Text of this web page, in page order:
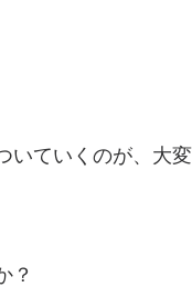
いていくのが、大
？